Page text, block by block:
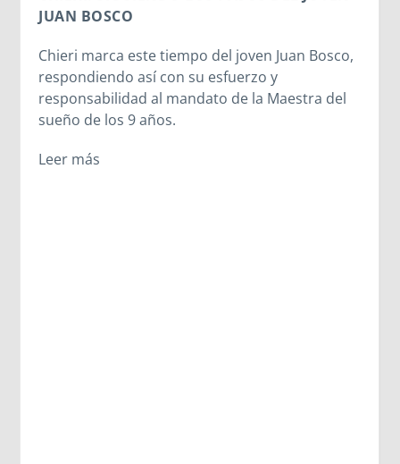
CONECTAR CON LAS RAÍCES
El Campobosco 2026 vive una jornada
emocionante en I Becchi, donde los
participantes tuvieron la oportunidad de
recorrer los lugares que marcaron la